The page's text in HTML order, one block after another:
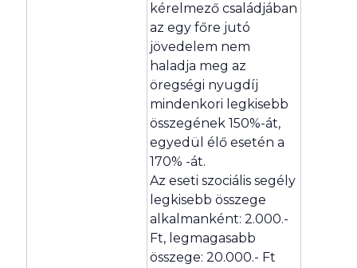
kérelmező családjában
az egy főre jutó
jövedelem nem
haladja meg az
öregségi nyugdíj
mindenkori legkisebb
összegének 150%-át,
egyedül élő esetén a
170% -át.
Az eseti szociális segély
legkisebb összege
alkalmanként: 2.000.-
Ft, legmagasabb
összege: 20.000.- Ft